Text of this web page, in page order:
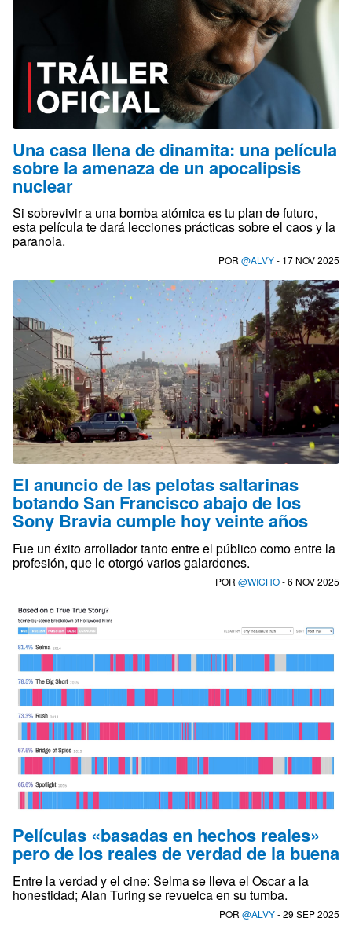
Una casa llena de dinamita: una película
sobre la amenaza de un apocalipsis
nuclear
Si sobrevivir a una bomba atómica es tu plan de futuro,
esta película te dará lecciones prácticas sobre el caos y la
paranoia.
POR @ALVY- 17 NOV 2025
El anuncio de las pelotas saltarinas
botando San Francisco abajo de los
Sony Bravia cumple hoy veinte años
Fue un éxito arrollador tanto entre el público como entre la
profesión, que le otorgó varios galardones.
POR @WICHO- 6 NOV 2025
Películas «basadas en hechos reales»
pero de los reales de verdad de la buena
Entre la verdad y el cine: Selma se lleva el Oscar a la
honestidad; Alan Turing se revuelca en su tumba.
POR @ALVY- 29 SEP 2025